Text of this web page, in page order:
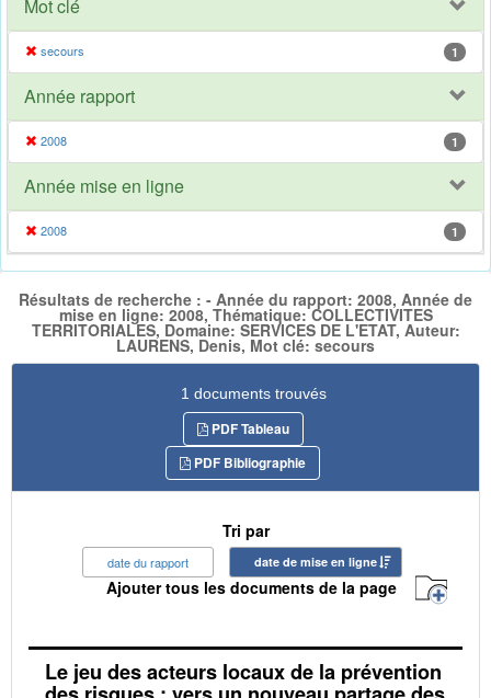
Mot clé
secours 1
Année rapport
2008 1
Année mise en ligne
2008 1
Résultats de recherche : - Année du rapport: 2008, Année de
mise en ligne: 2008, Thématique: COLLECTIVITES
TERRITORIALES, Domaine: SERVICES DE L'ETAT, Auteur:
LAURENS, Denis, Mot clé: secours
1 documents trouvés
PDF Tableau
PDF Bibliographie
Tri par
date du rapport date de mise en ligne
Ajouter tous les documents de la page
Le jeu des acteurs locaux de la prévention